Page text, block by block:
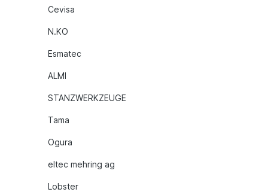
Cevisa
N.KO
Esmatec
ALMI
STANZWERKZEUGE
Tama
Ogura
eltec mehring ag
Lobster